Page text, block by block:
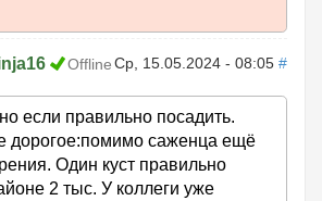
Offline Ср, 15.05.2024 - 08:05 #
если правильно посадить.
дорогое:помимо саженца ещё
Один куст правильно
2 тыс. У коллеги уже